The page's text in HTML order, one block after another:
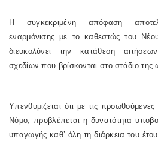
Η συγκεκριμένη απόφαση
εναρμόνισης με το καθεστώς του
διευκολύνει την κατάθεση
σχεδίων που βρίσκονται στο στάδιο της
Υπενθυμίζεται ότι με τις
Νόμο, προβλέπεται η δυνατότητα
υπαγωγής καθ’ όλη τη διάρκεια του